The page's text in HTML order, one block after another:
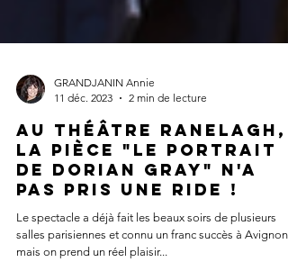
11 déc. 2023
2 min de lecture
Au Théâtre Ranelagh,
la pièce "Le portrait
de Dorian Gray" n'a
pas pris une ride !
Le spectacle a déjà fait les beaux soirs de plusieurs